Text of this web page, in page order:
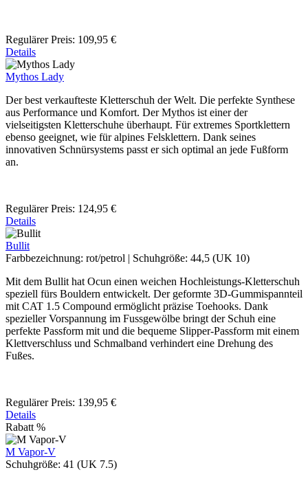
Regulärer Preis: 109,95 €
Details
Mythos Lady
Der best verkaufteste Kletterschuh der Welt. Die perfekte Synthese
aus Performance und Komfort. Der Mythos ist einer der
vielseitigsten Kletterschuhe überhaupt. Für extremes Sportklettern
ebenso geeignet, wie für alpines Felsklettern. Dank seines
innovativen Schnürsystems passt er sich optimal an jede Fußform
an.
Regulärer Preis: 124,95 €
Details
Bullit
Farbbezeichnung: rot/petrol | Schuhgröße: 44,5 (UK 10)
Mit dem Bullit hat Ocun einen weichen Hochleistungs-Kletterschuh
speziell fürs Bouldern entwickelt. Der geformte 3D-Gummispannteil
mit CAT 1.5 Compound ermöglicht präzise Toehooks. Dank
spezieller Vorspannung im Fussgewölbe bringt der Schuh eine
perfekte Passform mit und die bequeme Slipper-Passform mit einem
Klettverschluss und Schmalband verhindert eine Drehung des
Fußes.
Regulärer Preis: 139,95 €
Details
Rabatt %
M Vapor-V
Schuhgröße: 41 (UK 7.5)